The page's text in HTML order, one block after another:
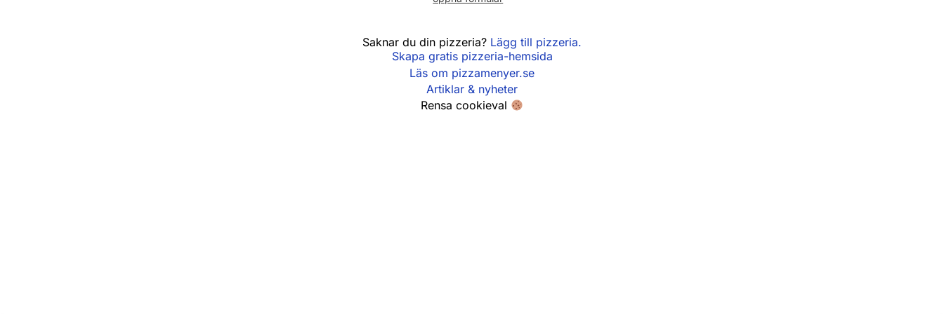
Saknar du din pizzeria? Lägg till pizzeria.
Skapa gratis pizzeria-hemsida
Läs om pizzamenyer.se
Artiklar & nyheter
Rensa cookieval